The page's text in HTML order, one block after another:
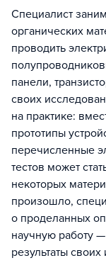
Специалист
органических
проводить
панели,
своих
на практике:
прототипы
перечисленные
тестов может
некоторых
произошло,
о проделанных
научную работу
результаты